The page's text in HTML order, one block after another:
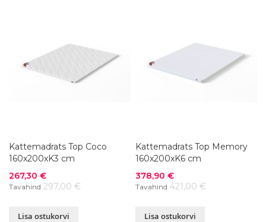
Kattemadrats Top Coco
160x200xK3 cm
Soodushind
267,30 €
Tavahind 297,00 €
Lisa ostukorvi
Kattemadrats Top Memory
160x200xK6 cm
Soodushind
378,90 €
Tavahind 421,00 €
Lisa ostukorvi